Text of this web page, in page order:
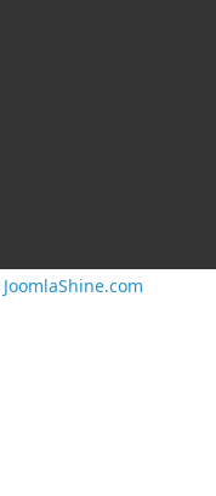
JoomlaShine.com